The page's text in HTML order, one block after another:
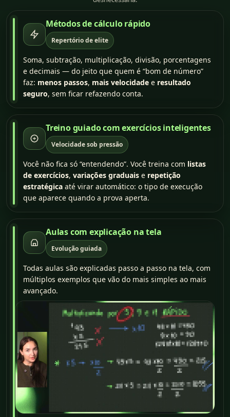
Métodos de cálculo rápido
Repertório de elite
Soma, subtração, multiplicação, divisão, porcentagens
e decimais — do jeito que quem é “bom de número”
faz: menos passos, mais velocidade e resultado
seguro, sem ficar refazendo conta.
Treino guiado com exercícios inteligentes
Velocidade sob pressão
Você não fica só “entendendo”. Você treina com listas
de exercícios, variações graduais e repetição
estratégica até virar automático: o tipo de execução
que aparece quando a prova aperta.
Aulas com explicação na tela
Evolução guiada
Todas aulas são explicadas passo a passo na tela, com
múltiplos exemplos que vão do mais simples ao mais
avançado.